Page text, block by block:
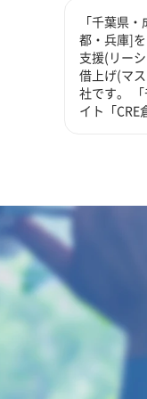
「千葉県
都・兵庫]
支援(リー
借上げ(マ
社です。
イト「